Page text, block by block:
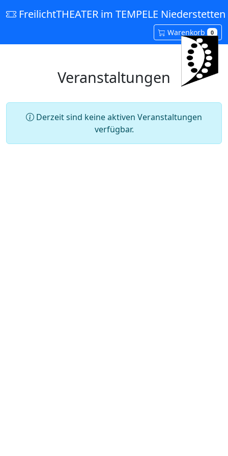
FreilichtTHEATER im TEMPELE Niederstetten
Warenkorb 0
Veranstaltungen
Derzeit sind keine aktiven Veranstaltungen
verfügbar.